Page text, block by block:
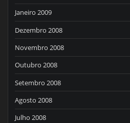
Janeiro 2009
Dezembro 2008
Novembro 2008
Outubro 2008
Setembro 2008
Agosto 2008
Julho 2008